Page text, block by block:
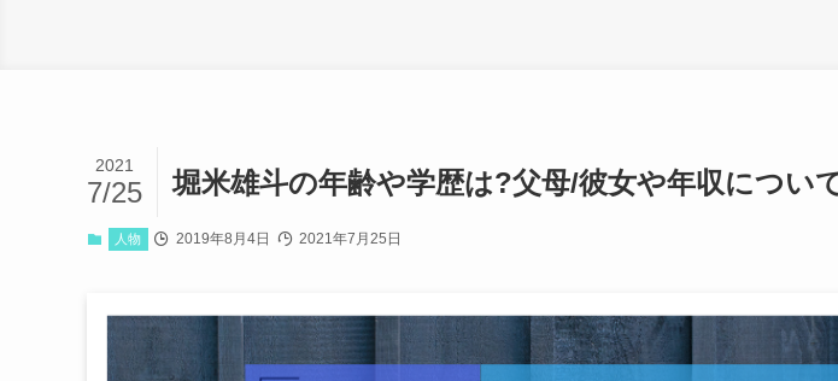
堀米雄斗の年齢や学歴は?父母/彼女や年収につい
2021
7/25
人物 2019年8月4日 2021年7月25日